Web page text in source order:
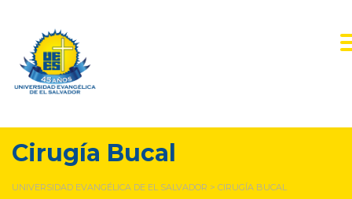
Cirugía Bucal
UNIVERSIDAD EVANGÉLICA DE EL SALVADOR > CIRUGÍA BUCAL